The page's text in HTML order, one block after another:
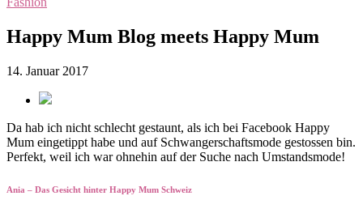
Happy Mum Blog meets Happy Mum
14. Januar 2017
Da hab ich nicht schlecht gestaunt, als ich bei Facebook Happy
Mum eingetippt habe und auf Schwangerschaftsmode gestossen bin.
Perfekt, weil ich war ohnehin auf der Suche nach Umstandsmode!
Ania – Das Gesicht hinter Happy Mum Schweiz